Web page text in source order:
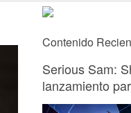
Contenido
Serious Sam:
lanzamiento